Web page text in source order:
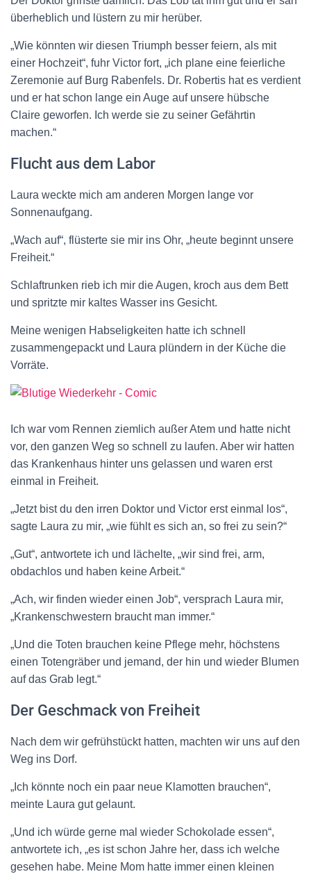
überheblich und lüstern zu mir herüber.
„Wie könnten wir diesen Triumph besser feiern, als mit
einer Hochzeit“, fuhr Victor fort, „ich plane eine feierliche
Zeremonie auf Burg Rabenfels. Dr. Robertis hat es verdient
und er hat schon lange ein Auge auf unsere hübsche
Claire geworfen. Ich werde sie zu seiner Gefährtin
machen.“
Flucht aus dem Labor
Laura weckte mich am anderen Morgen lange vor
Sonnenaufgang.
„Wach auf“, flüsterte sie mir ins Ohr, „heute beginnt unsere
Freiheit.“
Schlaftrunken rieb ich mir die Augen, kroch aus dem Bett
und spritzte mir kaltes Wasser ins Gesicht.
Meine wenigen Habseligkeiten hatte ich schnell
zusammengepackt und Laura plündern in der Küche die
Vorräte.
Ich war vom Rennen ziemlich außer Atem und hatte nicht
vor, den ganzen Weg so schnell zu laufen. Aber wir hatten
das Krankenhaus hinter uns gelassen und waren erst
einmal in Freiheit.
„Jetzt bist du den irren Doktor und Victor erst einmal los“,
sagte Laura zu mir, „wie fühlt es sich an, so frei zu sein?“
„Gut“, antwortete ich und lächelte, „wir sind frei, arm,
obdachlos und haben keine Arbeit.“
„Ach, wir finden wieder einen Job“, versprach Laura mir,
„Krankenschwestern braucht man immer.“
„Und die Toten brauchen keine Pflege mehr, höchstens
einen Totengräber und jemand, der hin und wieder Blumen
auf das Grab legt.“
Der Geschmack von Freiheit
Nach dem wir gefrühstückt hatten, machten wir uns auf den
Weg ins Dorf.
„Ich könnte noch ein paar neue Klamotten brauchen“,
meinte Laura gut gelaunt.
„Und ich würde gerne mal wieder Schokolade essen“,
antwortete ich, „es ist schon Jahre her, dass ich welche
gesehen habe. Meine Mom hatte immer einen kleinen